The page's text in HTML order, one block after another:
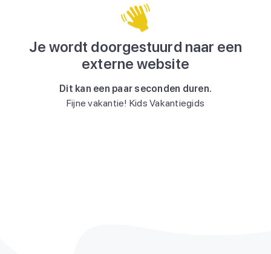
Je wordt doorgestuurd naar een
externe website
Dit kan een paar seconden duren.
Fijne vakantie! Kids Vakantiegids